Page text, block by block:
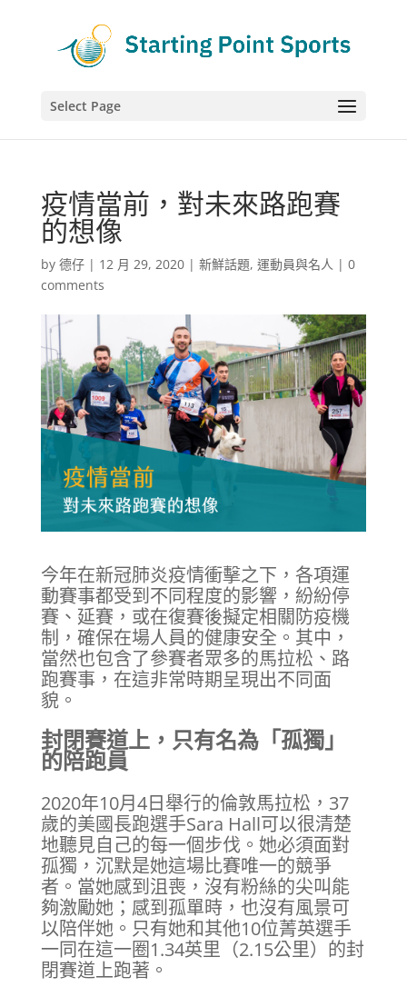
Select Page
疫情當前，對未來路跑賽
的想像
by 德仔| 12 月 29, 2020| 新鮮話題, 運動員與名人 | 0
comments
今年在新冠肺炎疫情衝擊之下，各項運
動賽事都受到不同程度的影響，紛紛停
賽、延賽，或在復賽後擬定相關防疫機
制，確保在場人員的健康安全。其中，
當然也包含了參賽者眾多的馬拉松、路
跑賽事，在這非常時期呈現出不同面
貌。
封閉賽道上，只有名為「孤獨」
的陪跑員
2020年10月4日舉行的倫敦馬拉松，37
歲的美國長跑選手Sara Hall可以很清楚
地聽見自己的每一個步伐。她必須面對
孤獨，沉默是她這場比賽唯一的競爭
者。當她感到沮喪，沒有粉絲的尖叫能
夠激勵她；感到孤單時，也沒有風景可
以陪伴她。只有她和其他10位菁英選手
一同在這一圈1.34英里（2.15公里）的封
閉賽道上跑著。